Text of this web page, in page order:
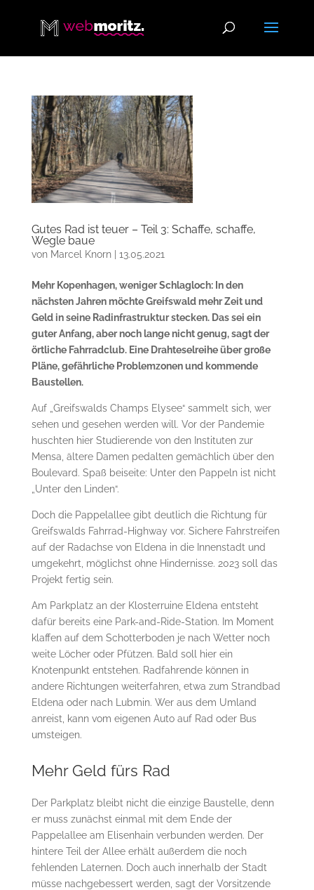
Gutes Rad ist teuer – Teil 3: Schaffe, schaffe,
Wegle baue
von Marcel Knorn| 13.05.2021
Mehr Kopenhagen, weniger Schlagloch: In den
nächsten Jahren möchte Greifswald mehr Zeit und
Geld in seine Radinfrastruktur stecken. Das sei ein
guter Anfang, aber noch lange nicht genug, sagt der
örtliche Fahrradclub. Eine Drahteselreihe über große
Pläne, gefährliche Problemzonen und kommende
Baustellen.
Auf „Greifswalds Champs Elysee“ sammelt sich, wer
sehen und gesehen werden will. Vor der Pandemie
huschten hier Studierende von den Instituten zur
Mensa, ältere Damen pedalten gemächlich über den
Boulevard. Spaß beiseite: Unter den Pappeln ist nicht
„Unter den Linden“.
Doch die Pappelallee gibt deutlich die Richtung für
Greifswalds Fahrrad-Highway vor. Sichere Fahrstreifen
auf der Radachse von Eldena in die Innenstadt und
umgekehrt, möglichst ohne Hindernisse. 2023 soll das
Projekt fertig sein.
Am Parkplatz an der Klosterruine Eldena entsteht
dafür bereits eine Park-and-Ride-Station. Im Moment
klaffen auf dem Schotterboden je nach Wetter noch
weite Löcher oder Pfützen. Bald soll hier ein
Knotenpunkt entstehen. Radfahrende können in
andere Richtungen weiterfahren, etwa zum Strandbad
Eldena oder nach Lubmin. Wer aus dem Umland
anreist, kann vom eigenen Auto auf Rad oder Bus
umsteigen.
Mehr Geld fürs Rad
Der Parkplatz bleibt nicht die einzige Baustelle, denn
er muss zunächst einmal mit dem Ende der
Pappelallee am Elisenhain verbunden werden. Der
hintere Teil der Allee erhält außerdem die noch
fehlenden Laternen. Doch auch innerhalb der Stadt
müsse nachgebessert werden, sagt der Vorsitzende